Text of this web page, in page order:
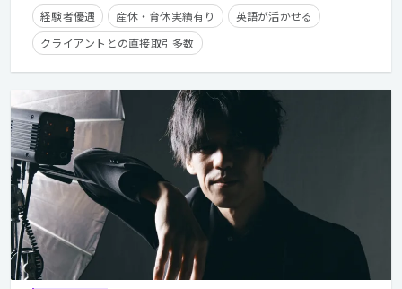
経験者優遇 産休・育休実績有り
英語が活かせる
クライアントとの直接取引多数